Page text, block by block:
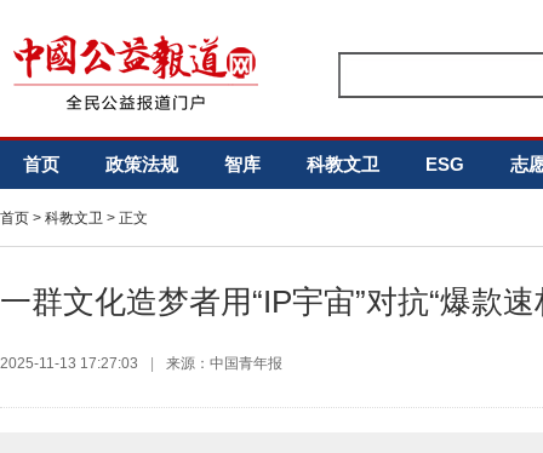
首页 政策法规 智库 科教文卫 ESG 志
首页 > 科教文卫 > 正文
一群文化造梦者用“IP宇宙”对抗“爆款速
2025-11-13 17:27:03 来源：中国青年报